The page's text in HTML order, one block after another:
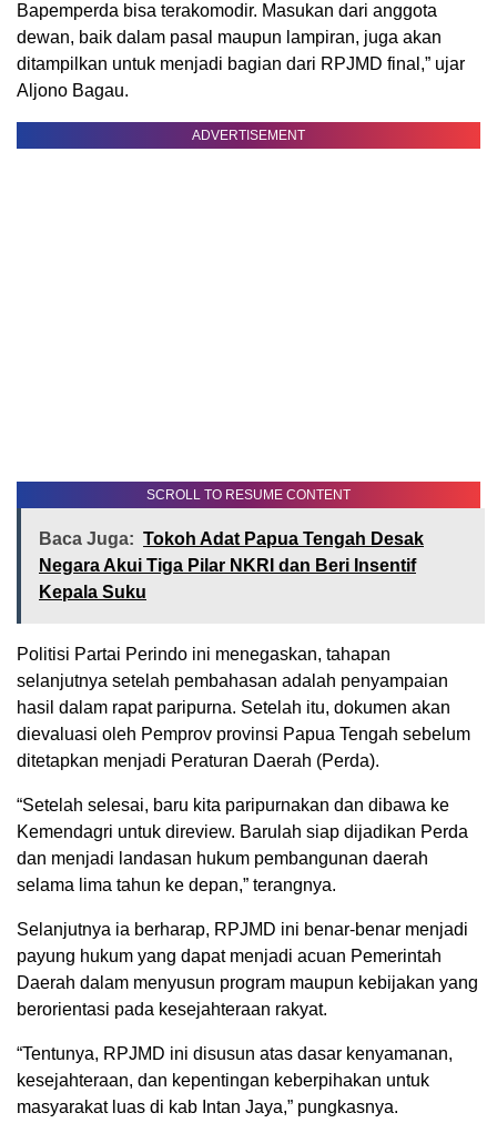
Bapemperda bisa terakomodir. Masukan dari anggota
dewan, baik dalam pasal maupun lampiran, juga akan
ditampilkan untuk menjadi bagian dari RPJMD final,” ujar
Aljono Bagau.
ADVERTISEMENT
SCROLL TO RESUME CONTENT
Baca Juga: Tokoh Adat Papua Tengah Desak
Negara Akui Tiga Pilar NKRI dan Beri Insentif
Kepala Suku
Politisi Partai Perindo ini menegaskan, tahapan
selanjutnya setelah pembahasan adalah penyampaian
hasil dalam rapat paripurna. Setelah itu, dokumen akan
dievaluasi oleh Pemprov provinsi Papua Tengah sebelum
ditetapkan menjadi Peraturan Daerah (Perda).
“Setelah selesai, baru kita paripurnakan dan dibawa ke
Kemendagri untuk direview. Barulah siap dijadikan Perda
dan menjadi landasan hukum pembangunan daerah
selama lima tahun ke depan,” terangnya.
Selanjutnya ia berharap, RPJMD ini benar-benar menjadi
payung hukum yang dapat menjadi acuan Pemerintah
Daerah dalam menyusun program maupun kebijakan yang
berorientasi pada kesejahteraan rakyat.
“Tentunya, RPJMD ini disusun atas dasar kenyamanan,
kesejahteraan, dan kepentingan keberpihakan untuk
masyarakat luas di kab Intan Jaya,” pungkasnya.